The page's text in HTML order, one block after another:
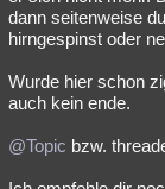
dann seitenweise
hirngespinst oder
Wurde hier schon
auch kein ende.
@Topic bzw.